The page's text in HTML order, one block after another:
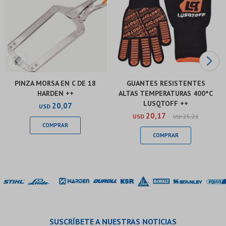
PINZA MORSA EN C DE 18
HARDEN ++
USD 20,07
GUANTES RESISTENTES
ALTAS TEMPERATURAS 400°C
LUSQTOFF ++
USD 20,17 USD 25,21
SUSCRÍBETE A NUESTRAS NOTICIAS